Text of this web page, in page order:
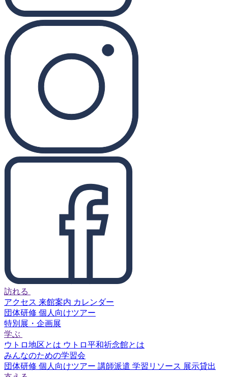
訪れる
アクセス 来館案内 カレンダー
団体研修 個人向けツアー
特別展・企画展
学ぶ
ウトロ地区とは ウトロ平和祈念館とは
みんなのための学習会
団体研修 個人向けツアー 講師派遣 学習リソース 展示貸出